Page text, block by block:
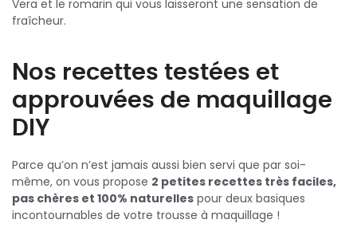
Vera et le romarin qui vous laisseront une sensation de
fraîcheur.
Nos recettes testées et
approuvées de maquillage
DIY
Parce qu’on n’est jamais aussi bien servi que par soi-
même, on vous propose 2 petites recettes très faciles,
pas chères et 100% naturelles pour deux basiques
incontournables de votre trousse à maquillage !